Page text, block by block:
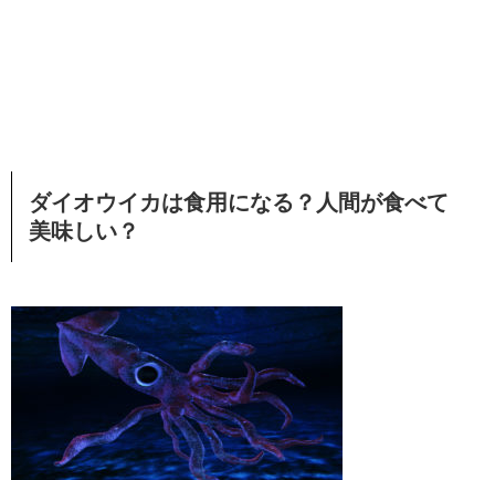
ダイオウイカは食用になる？人間が食べて
美味しい？